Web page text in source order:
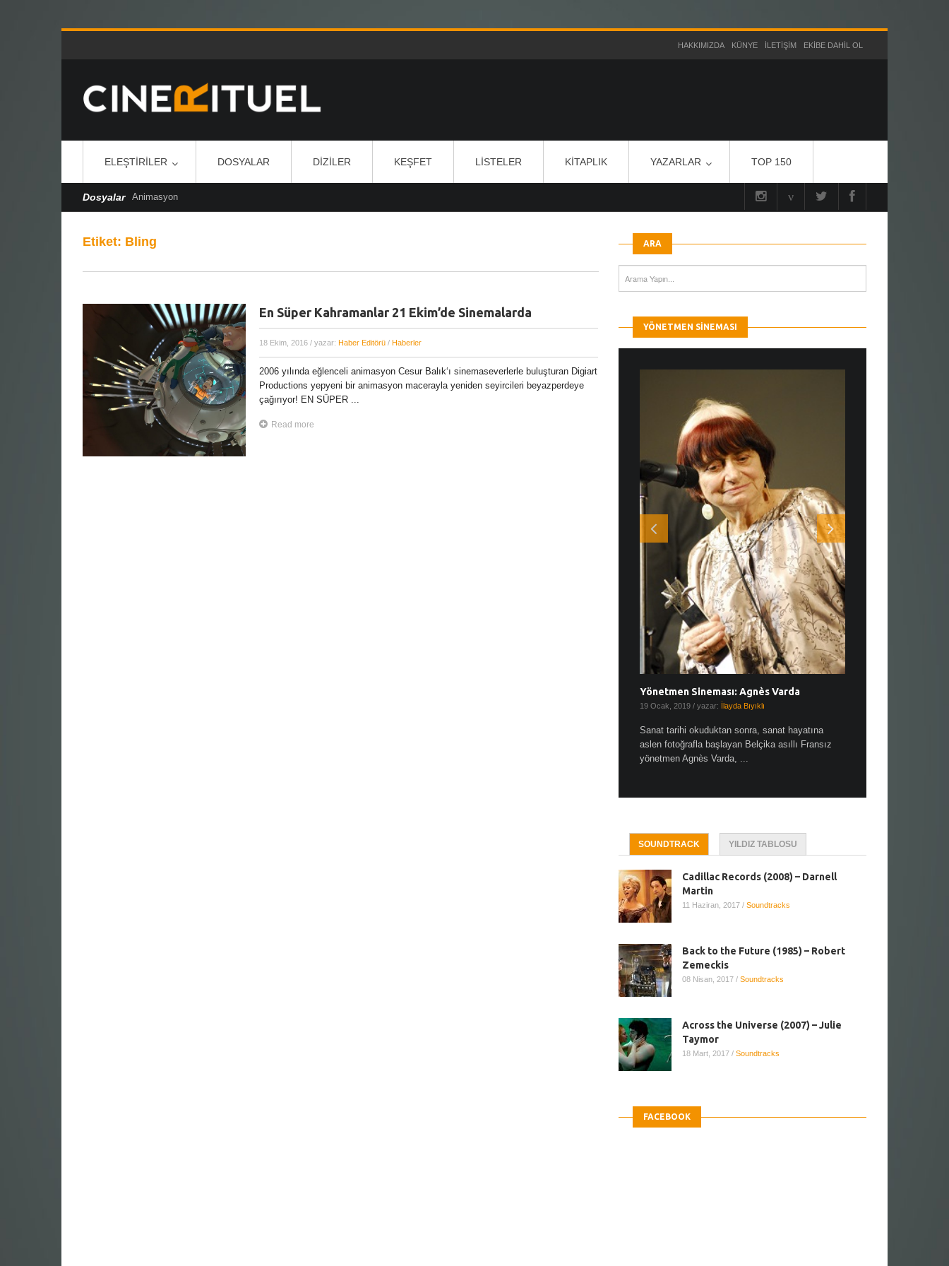
HAKKIMIZDA KÜNYE İLETIŞIM EKIBE DAHIL OL
ELEŞTIRILER DOSYALAR DIZILER KEŞFET LISTELER KITAPLIK YAZARLAR TOP 150
Dosyalar Animasyon
Etiket: Bling
En Süper Kahramanlar 21 Ekim’de Sinemalarda
18 Ekim, 2016 / yazar: Haber Editörü/ Haberler
2006 yılında eğlenceli animasyon Cesur Balık‘ı sinemaseverlerle buluşturan Digiart
Productions yepyeni bir animasyon macerayla yeniden seyircileri beyazperdeye
çağırıyor! EN SÜPER ...
Read more
ARA
YÖNETMEN SINEMASI
Yönetmen Sineması: Agnès Varda
19 Ocak, 2019 / yazar: İlayda Bıyıklı
Sanat tarihi okuduktan sonra, sanat hayatına
aslen fotoğrafla başlayan Belçika asıllı Fransız
yönetmen Agnès Varda, ...
SOUNDTRACK YILDIZ TABLOSU
Cadillac Records (2008) – Darnell
Martin
11 Haziran, 2017 / Soundtracks
Back to the Future (1985) – Robert
Zemeckis
08 Nisan, 2017 / Soundtracks
Across the Universe (2007) – Julie
Taymor
18 Mart, 2017 / Soundtracks
FACEBOOK